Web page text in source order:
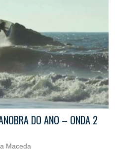
DO ANO – ONDA 2
Maceda